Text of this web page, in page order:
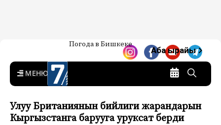
7-канал. Жаңылыктар —
Кыргызстан
Жаңылыктар — Кыргызстан
Погода в Бишкеке
Аба ырайы
MENU
Улуу Британиянын бийлиги жарандарын
Кыргызстанга барууга уруксат берди